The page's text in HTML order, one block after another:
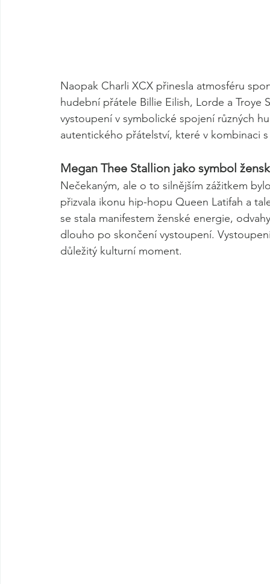
Naopak Charli XCX přinesla atmosféru
hudební přátele Billie Eilish, Lorde a
vystoupení v symbolické spojení různých
autentického přátelství, které v kombinaci
Megan Thee Stallion jako symbol
Nečekaným, ale o to silnějším zážitkem
přizvala ikonu hip-hopu Queen Latifah a
se stala manifestem ženské energie,
dlouho po skončení vystoupení.
důležitý kulturní moment.